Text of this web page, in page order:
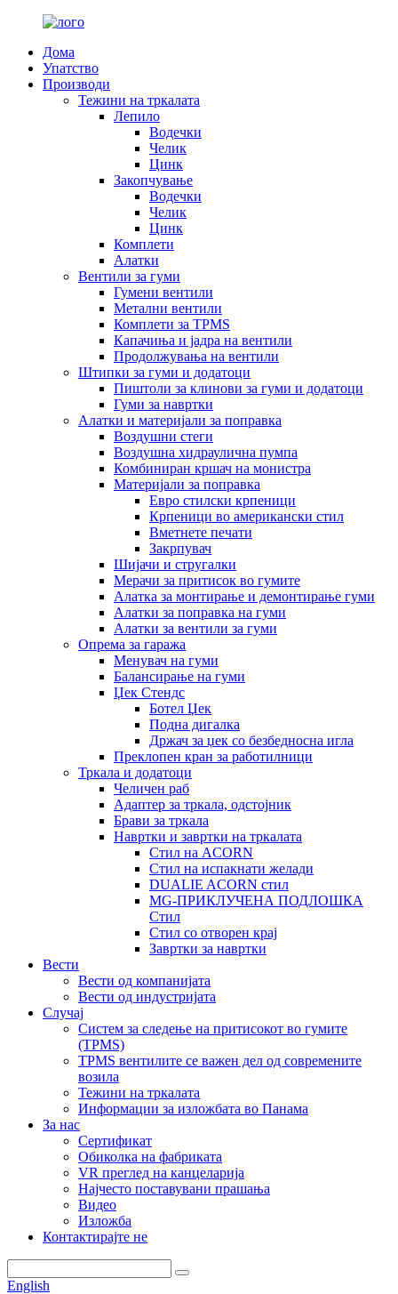
Дома
Упатство
Производи
Тежини на тркалата
Лепило
Водечки
Челик
Цинк
Закопчување
Водечки
Челик
Цинк
Комплети
Алатки
Вентили за гуми
Гумени вентили
Метални вентили
Комплети за TPMS
Капачиња и јадра на вентили
Продолжувања на вентили
Штипки за гуми и додатоци
Пиштоли за клинови за гуми и додатоци
Гуми за навртки
Алатки и материјали за поправка
Воздушни стеги
Воздушна хидраулична пумпа
Комбиниран кршач на монистра
Материјали за поправка
Евро стилски крпеници
Крпеници во американски стил
Вметнете печати
Закрпувач
Шијачи и стругалки
Мерачи за притисок во гумите
Алатка за монтирање и демонтирање гуми
Алатки за поправка на гуми
Алатки за вентили за гуми
Опрема за гаража
Менувач на гуми
Балансирање на гуми
Џек Стендс
Ботел Џек
Подна дигалка
Држач за џек со безбедносна игла
Преклопен кран за работилници
Тркала и додатоци
Челичен раб
Адаптер за тркала, одстојник
Брави за тркала
Навртки и завртки на тркалата
Стил на ACORN
Стил на испакнати желади
DUALIE ACORN стил
MG-ПРИКЛУЧЕНА ПОДЛОШКА
Стил
Стил со отворен крај
Завртки за навртки
Вести
Вести од компанијата
Вести од индустријата
Случај
Систем за следење на притисокот во гумите
(TPMS)
TPMS вентилите се важен дел од современите
возила
Тежини на тркалата
Информации за изложбата во Панама
За нас
Сертификат
Обиколка на фабриката
VR преглед на канцеларија
Најчесто поставувани прашања
Видео
Изложба
Контактирајте не
English